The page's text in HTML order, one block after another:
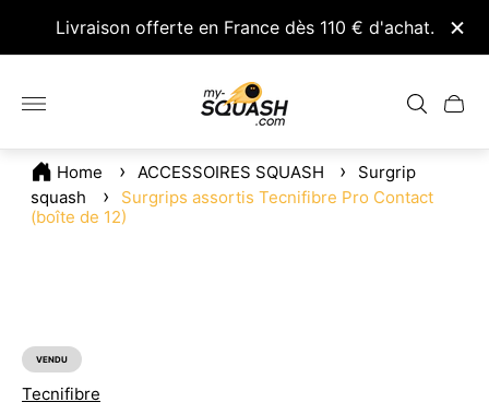
Livraison offerte en France dès 110 € d'achat.
Logo
du
magasin"
Tiroir
Home ACCESSOIRES SQUASH
Surgrip
squash
Surgrips assortis Tecnifibre Pro Contact
(boîte de 12)
ÉTIQUETTE
DU
PRODUIT:
VENDU
Tecnifibre